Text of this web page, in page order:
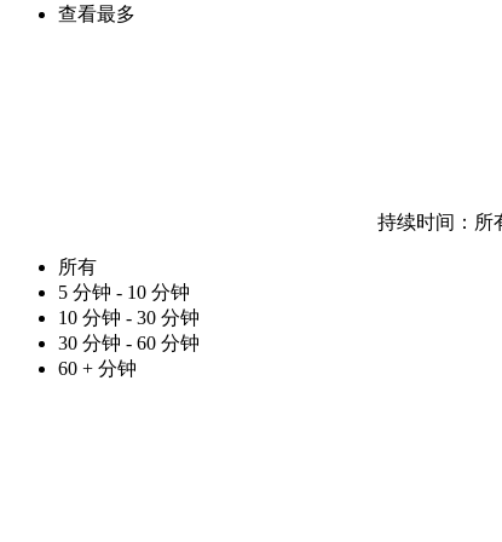
查看最多
持续时间： 所
所有
5 分钟 - 10 分钟
10 分钟 - 30 分钟
30 分钟 - 60 分钟
60 + 分钟